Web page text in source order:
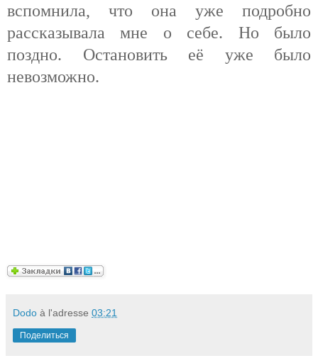
вспомнила, что она уже подробно
рассказывала мне о себе. Но было
поздно. Остановить её уже было
невозможно.
Dodo à l'adresse 03:21
Поделиться